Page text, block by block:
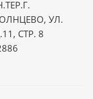
УЛ.
СТР. 8